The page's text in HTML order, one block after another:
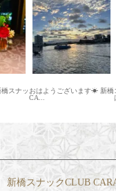
スナッおはようございます☀ 新橋
CA...
新橋スナックCLUB